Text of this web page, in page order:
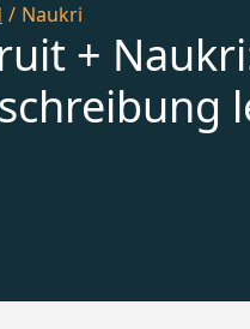
/ Naukri
+